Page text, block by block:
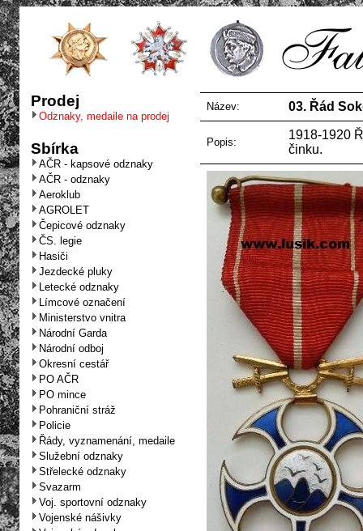
Prodej
Odznaky, medaile na prodej
Sbírka
AČR - kapsové odznaky
AČR - odznaky
Aeroklub
AGROLET
Čepicové odznaky
ČS. legie
Hasiči
Jezdecké pluky
Letecké odznaky
Límcové označení
Ministerstvo vnitra
Národní Garda
Národní odboj
Okresní cestář
PO AČR
PO mince
Pohraniční stráž
Policie
Řády, vyznamenání, medaile
Služební odznaky
Střelecké odznaky
Svazarm
Voj. sportovní odznaky
Vojenské nášivky
Název: 03. Řád
Popis:
1918-1920
činku.